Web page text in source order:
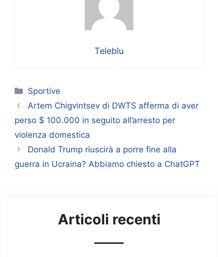
Teleblu
Categorie
Sportive
Artem Chigvintsev di DWTS afferma di aver
perso $ 100.000 in seguito all’arresto per
violenza domestica
Donald Trump riuscirà a porre fine alla
guerra in Ucraina? Abbiamo chiesto a ChatGPT
Articoli recenti